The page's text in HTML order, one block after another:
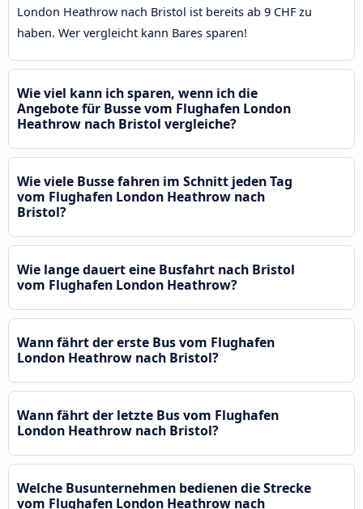
London Heathrow nach Bristol ist bereits ab 9 CHF zu
haben. Wer vergleicht kann Bares sparen!
Wie viel kann ich sparen, wenn ich die
Angebote für Busse vom Flughafen London
Heathrow nach Bristol vergleiche?
Wie viele Busse fahren im Schnitt jeden Tag
vom Flughafen London Heathrow nach
Bristol?
Wie lange dauert eine Busfahrt nach Bristol
vom Flughafen London Heathrow?
Wann fährt der erste Bus vom Flughafen
London Heathrow nach Bristol?
Wann fährt der letzte Bus vom Flughafen
London Heathrow nach Bristol?
Welche Busunternehmen bedienen die Strecke
vom Flughafen London Heathrow nach